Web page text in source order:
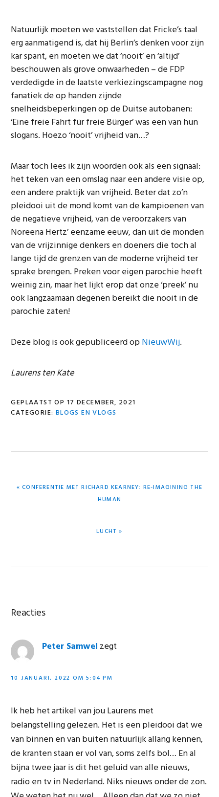
Natuurlijk moeten we vaststellen dat Fricke’s taal
erg aanmatigend is, dat hij Berlin’s denken voor zijn
kar spant, en moeten we dat ‘nooit’ en ‘altijd’
beschouwen als grove onwaarheden – de FDP
verdedigde in de laatste verkiezingscampagne nog
fanatiek de op handen zijnde
snelheidsbeperkingen op de Duitse autobanen:
‘Eine freie Fahrt für freie Bürger’ was een van hun
slogans. Hoezo ‘nooit’ vrijheid van…?
Maar toch lees ik zijn woorden ook als een signaal:
het teken van een omslag naar een andere visie op,
een andere praktijk van vrijheid. Beter dat zo’n
pleidooi uit de mond komt van de kampioenen van
de negatieve vrijheid, van de veroorzakers van
Noreena Hertz’ eenzame eeuw, dan uit de monden
van de vrijzinnige denkers en doeners die toch al
lange tijd de grenzen van de moderne vrijheid ter
sprake brengen. Preken voor eigen parochie heeft
weinig zin, maar het lijkt erop dat onze ‘preek’ nu
ook langzaamaan degenen bereikt die nooit in de
parochie zaten!
Deze blog is ook gepubliceerd opNieuwWij.
Laurens ten Kate
GEPLAATST OP 17 DECEMBER, 2021
CATEGORIE: BLOGS EN VLOGS
VORIG
« CONFERENTIE MET RICHARD KEARNEY: RE-IMAGINING THE
HUMAN
VOLGEND
LUCHT »
Interacties
Reacties
Peter Samwel zegt
10 JANUARI, 2022 OM 5:04 PM
Ik heb het artikel van jou Laurens met
belangstelling gelezen. Het is een pleidooi dat we
van binnen en van buiten natuurlijk allang kennen,
de kranten staan er vol van, soms zelfs bol… En al
bijna twee jaar is dit het geluid van alle nieuws,
radio en tv in Nederland. Niks nieuws onder de zon.